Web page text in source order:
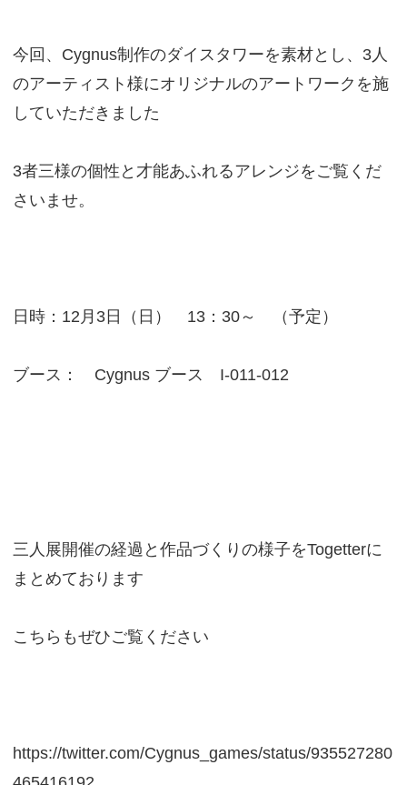
今回、Cygnus制作のダイスタワーを素材とし、3人
のアーティスト様にオリジナルのアートワークを施
していただきました
3者三様の個性と才能あふれるアレンジをご覧くだ
さいませ。
日時：12月3日（日） 13：30～ （予定）
ブース： Cygnus ブース I-011-012
三人展開催の経過と作品づくりの様子をTogetterに
まとめております
こちらもぜひご覧ください
https://twitter.com/Cygnus_games/status/935527280